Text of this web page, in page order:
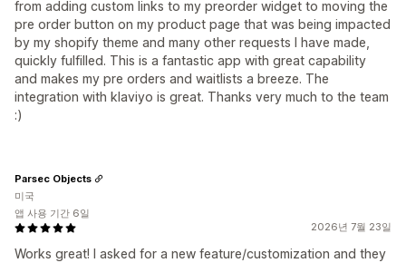
from adding custom links to my preorder widget to moving the
pre order button on my product page that was being impacted
by my shopify theme and many other requests I have made,
quickly fulfilled. This is a fantastic app with great capability
and makes my pre orders and waitlists a breeze. The
integration with klaviyo is great. Thanks very much to the team
:)
2026년 7월 23일
Works great! I asked for a new feature/customization and they
Parsec Objects
미국
앱 사용 기간 6일